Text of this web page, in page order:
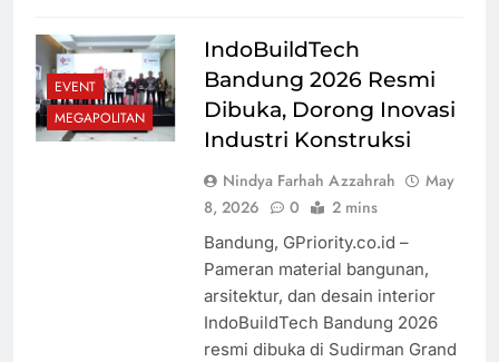
EVENT
MEGAPOLITAN
IndoBuildTech
Bandung 2026 Resmi
Dibuka, Dorong Inovasi
Industri Konstruksi
Nindya Farhah Azzahrah
May
8, 2026
0 2 mins
Bandung, GPriority.co.id –
Pameran material bangunan,
arsitektur, dan desain interior
IndoBuildTech Bandung 2026
resmi dibuka di Sudirman Grand